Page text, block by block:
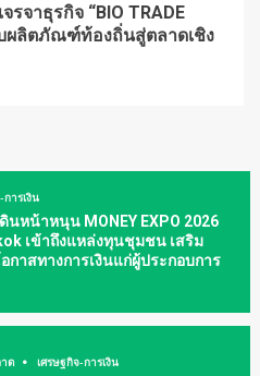
รจาธุรกิจ “BIO TRADE
ผลิตภัณฑ์ท้องถิ่นสู่ตลาดเชิง
การเงิน
นหน้าหนุน MONEY EXPO 2026
เข้าถึงแหล่งทุนชุมชน เสริม
กาสทางการเงินแก่ผู้ประกอบการ
าด เศรษฐกิจ-การเงิน